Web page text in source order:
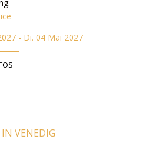
- Di. 04 Mai 2027
VENEDIG